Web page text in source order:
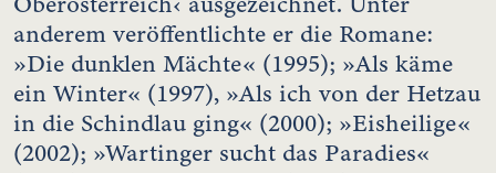
anderem veröffentlichte er die Romane:
»Die dunklen Mächte« (1995); »Als käme
ein Winter« (1997), »Als ich von der Hetzau
in die Schindlau ging« (2000); »Eisheilige«
(2002); »Wartinger sucht das Paradies«